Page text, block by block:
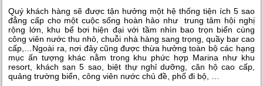
Quý khách hàng sẽ được tận hưởng một hệ thống tiện ích 5 sao
đẳng cấp cho một cuộc sống hoàn hảo như trung tâm hội nghị
rộng lớn, khu bể bơi hiện đại với tầm nhìn bao trọn biển cùng
công viên nước thu nhỏ, chuỗi nhà hàng sang trọng, quầy bar cao
cấp,…Ngoài ra, nơi đây cũng được thừa hưởng toàn bộ các hạng
mục ấn tượng khác nằm trong khu phức hợp Marina như khu
resort, khách sạn 5 sao, biệt thự nghỉ dưỡng, căn hộ cao cấp,
quảng trường biển, công viên nước chủ đề, phố đi bộ, …